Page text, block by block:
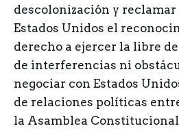
descolonización y reclamar
Estados Unidos el
derecho a ejercer la libre
de interferencias ni
negociar con Estados
de relaciones políticas
la Asamblea Constitucional